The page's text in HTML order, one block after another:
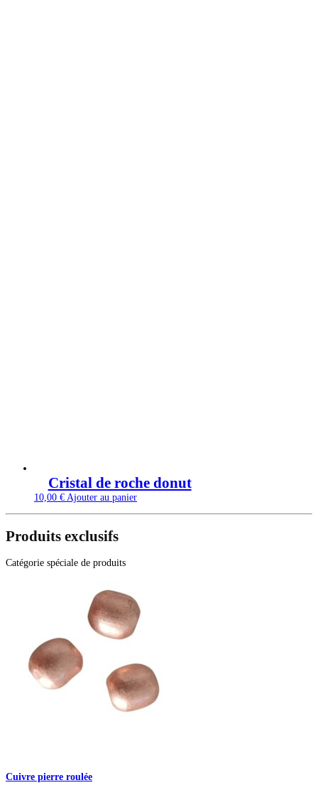
Cristal de roche donut
10,00 € Ajouter au panier
Produits exclusifs
Catégorie spéciale de produits
Cuivre pierre roulée